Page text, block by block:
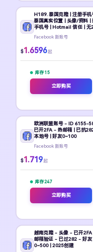
H189. 泰国克隆 | 注册手机
泰国真实位置 | 头像/资料 |
手机号 | Hotmail 信任 | 无
Facebook 新账号
$1.6596 起
库存 15
立即购买
欧洲联盟账号 - ID 6155-58
已开2FA - 热邮箱 | 已抗
本地号 | 好友0~100
Facebook 新账号
$1.719 起
库存 247
立即购买
越南克隆 - 头像 - 已开
邮箱验证 - 已过282 - 好友
0~500 | 2025创建